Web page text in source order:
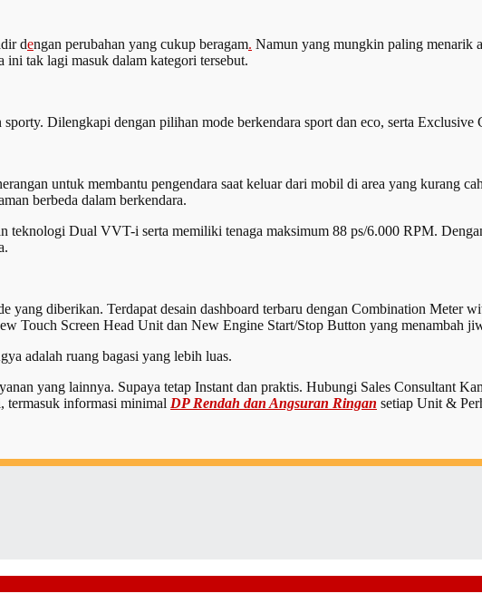
dengan perubahan yang cukup beragam. Namun yang mungkin paling menarik
tak lagi masuk dalam kategori tersebut.
Dilengkapi dengan pilihan mode berkendara sport dan eco, serta
untuk membantu pengendara saat keluar dari mobil di area yang kurang
berbeda dalam berkendara.
teknologi Dual VVT-i serta memiliki tenaga maksimum 88 ps/6.000 RPM.
yang diberikan. Terdapat desain dashboard terbaru dengan Combination Meter
Touch Screen Head Unit dan New Engine Start/Stop Button yang menambah
adalah ruang bagasi yang lebih luas.
yang lainnya. Supaya tetap Instant dan praktis. Hubungi Sales Consultant
termasuk informasi minimal DP Rendah dan Angsuran Ringan setiap Unit &